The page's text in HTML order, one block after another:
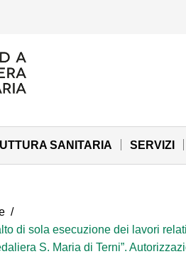
Maria di Terni
SANITARIA SERVIZI
/
di sola esecuzione dei lavori
S. Maria di Terni”.